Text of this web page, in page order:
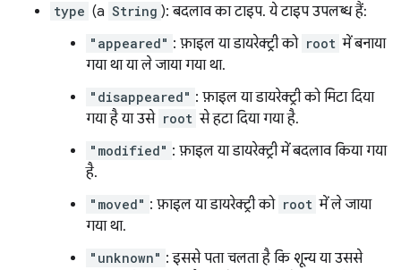
type (a String ): बदलाव का टाइप. ये टाइप उपलब्ध हैं:
"appeared" : फ़ाइल या डायरेक्ट्री को root में बनाया
गया था या ले जाया गया था.
"disappeared" : फ़ाइल या डायरेक्ट्री को मिटा दिया
गया है या उसे root से हटा दिया गया है.
"modified" : फ़ाइल या डायरेक्ट्री में बदलाव किया गया
है.
"moved" : फ़ाइल या डायरेक्ट्री को root में ले जाया
गया था.
"unknown" : इससे पता चलता है कि शून्य या उससे